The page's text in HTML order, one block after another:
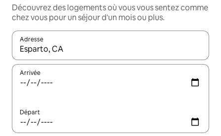
Découvrez des logements où vous vous sentez comme
chez vous pour un séjour d'un mois ou plus.
Adresse
Lorsque les résultats s'affichent, utilisez les flèches vers le
Arrivée
Départ